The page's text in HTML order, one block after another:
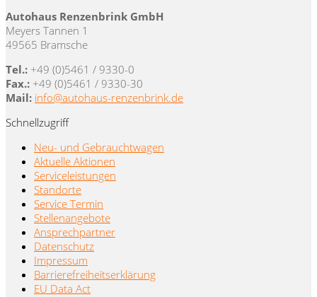
Autohaus Renzenbrink GmbH
Meyers Tannen 1
49565 Bramsche
Tel.: +49 (0)5461 / 9330-0
Fax.: +49 (0)5461 / 9330-30
Mail: info@autohaus-renzenbrink.de
Schnellzugriff
Neu- und Gebrauchtwagen
Aktuelle Aktionen
Serviceleistungen
Standorte
Service Termin
Stellenangebote
Ansprechpartner
Datenschutz
Impressum
Barrierefreiheitserklärung
EU Data Act